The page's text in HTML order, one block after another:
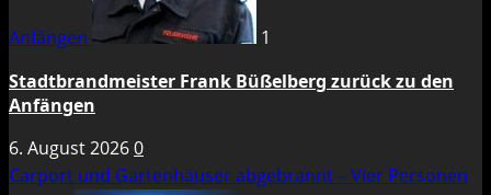
Anfängen
1
Stadtbrandmeister Frank Büßelberg zurück zu den
Anfängen
6. August 20260
Carport und Gartenhäuser abgebrannt – Vier Personen